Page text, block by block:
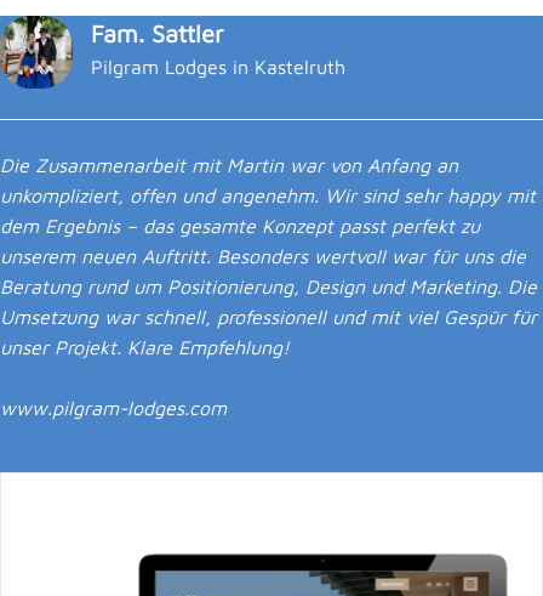
Fam. Sattler
Pilgram Lodges in Kastelruth
Die Zusammenarbeit mit Martin war von Anfang an
unkompliziert, offen und angenehm. Wir sind sehr happy mit
dem Ergebnis – das gesamte Konzept passt perfekt zu
unserem neuen Auftritt. Besonders wertvoll war für uns die
Beratung rund um Positionierung, Design und Marketing. Die
Umsetzung war schnell, professionell und mit viel Gespür für
unser Projekt. Klare Empfehlung!
www.pilgram-lodges.com